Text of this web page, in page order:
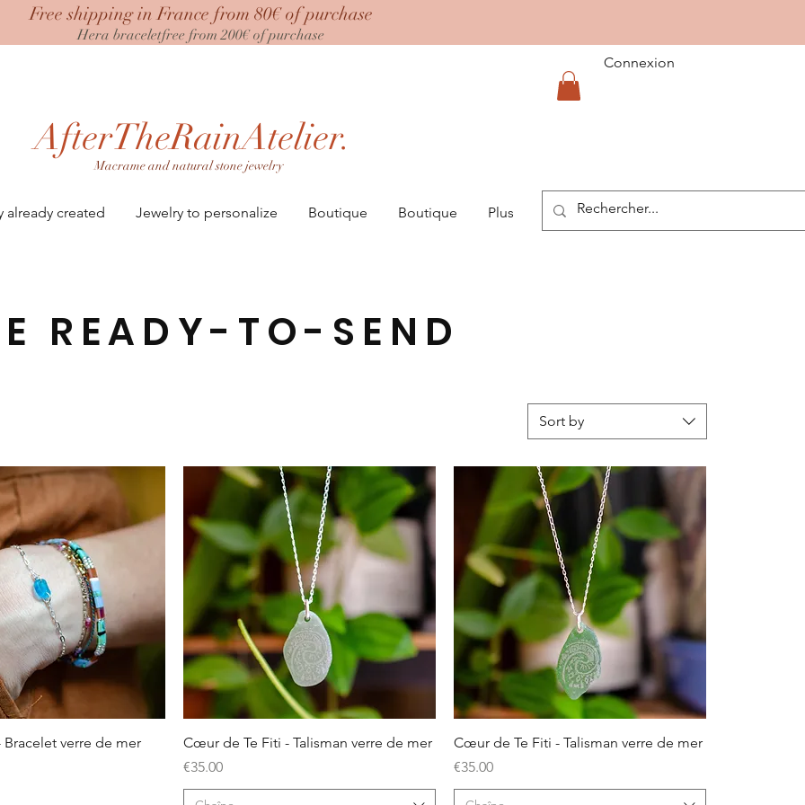
Connexion
Free shipping in France from 80€ of purchase
Hera braceletfree from 200€ of purchase
AfterTheRainAtelier.
Macrame and natural stone jewelry
already created Jewelry to personalize Boutique Boutique Plus
READY-TO-SEND
Sort by
Quick View
Bracelet verre de mer
Quick View
Cœur de Te Fiti - Talisman verre de mer
Price
€35.00
Quick View
Cœur de Te Fiti - Talisman verre de mer
Price
€35.00